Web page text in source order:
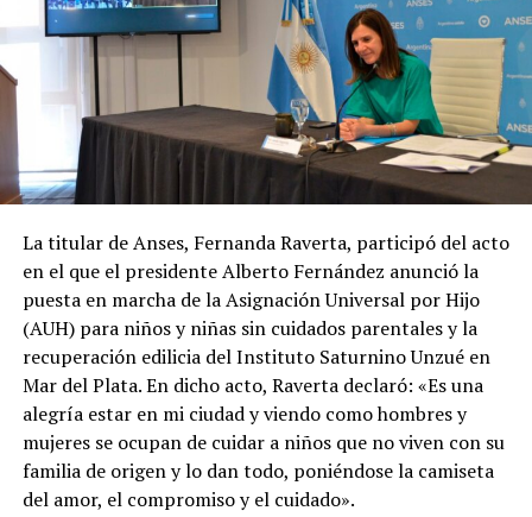
La titular de Anses, Fernanda Raverta, participó del acto
en el que el presidente Alberto Fernández anunció la
puesta en marcha de la Asignación Universal por Hijo
(AUH) para niños y niñas sin cuidados parentales y la
recuperación edilicia del Instituto Saturnino Unzué en
Mar del Plata. En dicho acto, Raverta declaró: «Es una
alegría estar en mi ciudad y viendo como hombres y
mujeres se ocupan de cuidar a niños que no viven con su
familia de origen y lo dan todo, poniéndose la camiseta
del amor, el compromiso y el cuidado».